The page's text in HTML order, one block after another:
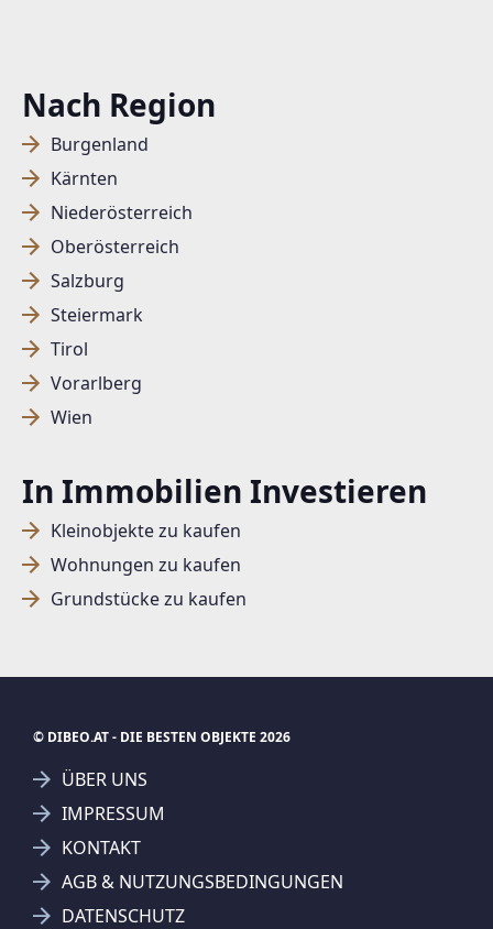
Nach Region
Burgenland
Kärnten
Niederösterreich
Oberösterreich
Salzburg
Steiermark
Tirol
Vorarlberg
Wien
In Immobilien Investieren
Kleinobjekte zu kaufen
Wohnungen zu kaufen
Grundstücke zu kaufen
SUCHAGENT ANLEGEN FÜR DIE
AKTUELLEN SUCHKRITERIEN
Dieser Filter wird viele Treffer erzeugen. Bitte setzen
zu.
Suchagent anlegen
© DIBEO.AT - DIE BESTEN OBJEKTE 2026
ÜBER UNS
IMPRESSUM
KONTAKT
AGB & NUTZUNGSBEDINGUNGEN
DATENSCHUTZ